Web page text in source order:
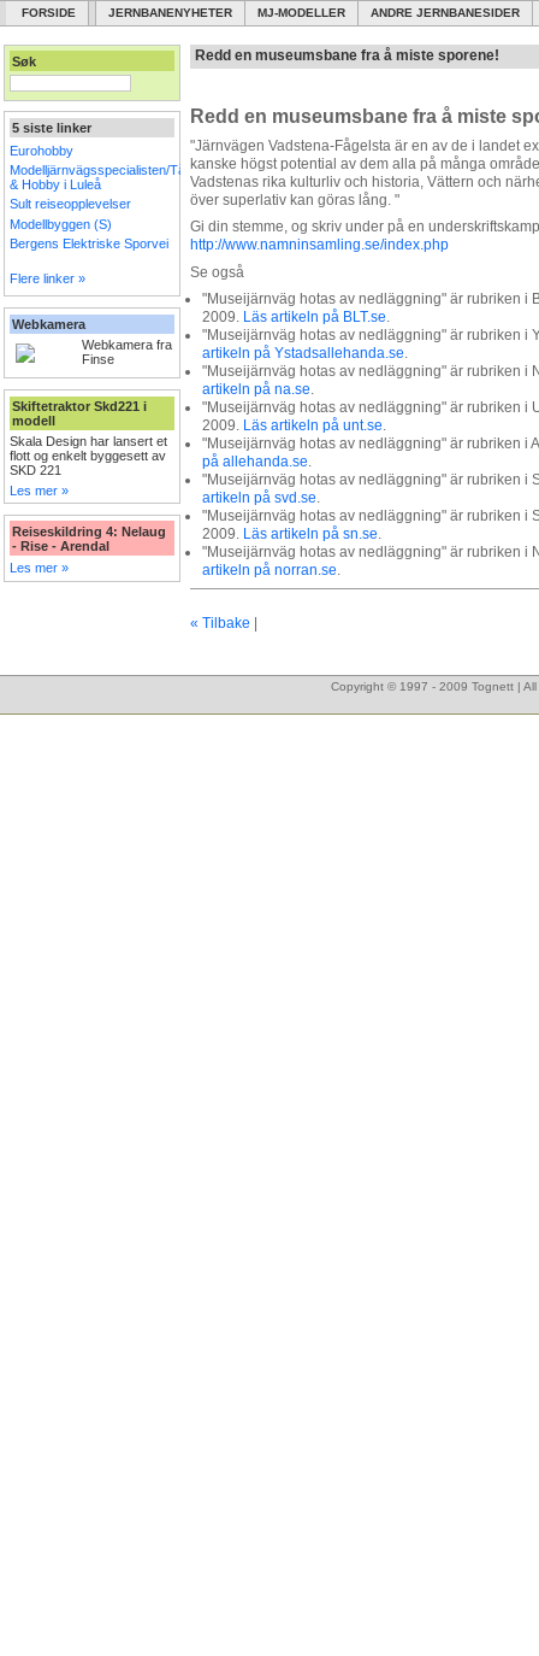
FORSIDE JERNBANENYHETER MJ-MODELLER ANDRE JERNBANESIDER
Søk
5 siste linker
Eurohobby
Modelljärnvägsspecialisten/Tåg
& Hobby i Luleå
Sult reiseopplevelser
Modellbyggen (S)
Bergens Elektriske Sporvei
Flere linker »
Webkamera
Webkamera fra
Finse
Skiftetraktor Skd221 i
modell
Skala Design har lansert et
flott og enkelt byggesett av
SKD 221
Les mer »
Reiseskildring 4: Nelaug
- Rise - Arendal
Les mer »
Redd en museumsbane fra å miste sporene!
Redd en museumsbane fra å miste
"Järnvägen Vadstena-Fågelsta är en av de i landet
kanske högst potential av dem alla på många
Vadstenas rika kulturliv och historia, Vättern och
över superlativ kan göras lång. "
Gi din stemme, og skriv under på en
http://www.namninsamling.se/index.php
Se også
"Museijärnväg hotas av nedläggning" är rubriken i
2009. Läs artikeln på BLT.se
"Museijärnväg hotas av nedläggning" är rubriken i
artikeln på Ystadsallehanda.se
"Museijärnväg hotas av nedläggning" är rubriken i
artikeln på na.se
"Museijärnväg hotas av nedläggning" är rubriken i
2009. Läs artikeln på unt.se
"Museijärnväg hotas av nedläggning" är rubriken i
på allehanda.se
"Museijärnväg hotas av nedläggning" är rubriken i
artikeln på svd.se
"Museijärnväg hotas av nedläggning" är rubriken i
2009. Läs artikeln på sn.se
"Museijärnväg hotas av nedläggning" är rubriken i
artikeln på norran.se
« Tilbake
Copyright © 1997 - 2009 Tognett |